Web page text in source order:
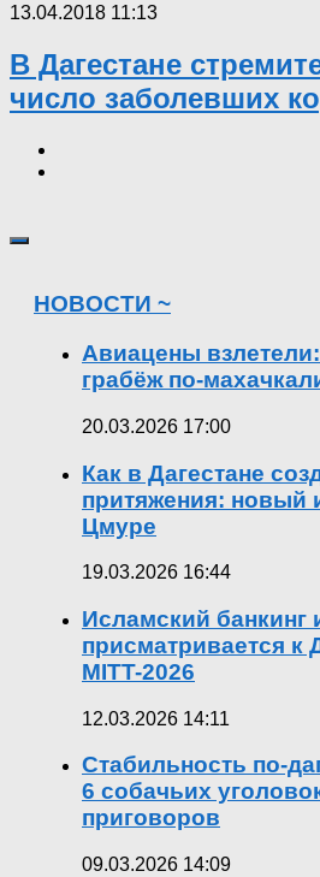
13.04.2018 11:13
В Дагестане
число заболевших
НОВОСТИ ~
Авиацены
грабёж по-
20.03.2026 17:00
Как в Дагестане
притяжения: новый
Цмуре
19.03.2026 16:44
Исламский банкинг
присматривается к
MITT-2026
12.03.2026 14:11
Стабильность по-
6 собачьих
приговоров
09.03.2026 14:09